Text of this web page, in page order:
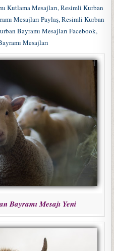
Kutlama Mesajları, Resimli Kurban
Mesajları Paylaş, Resimli Kurban
Bayramı Mesajları Facebook,
Mesajları
Bayramı Mesajı Yeni